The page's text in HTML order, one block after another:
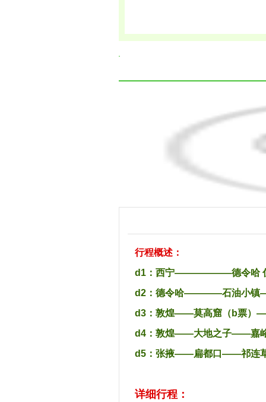
行程概述：
d1：西宁——————德令哈
d2：德令哈————石油小镇
d3：敦煌——莫高窟（b票）
d4：敦煌——大地之子——嘉
d5：张掖——扁都口——祁连
详细行程：